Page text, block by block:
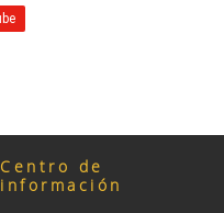
Centro de
información